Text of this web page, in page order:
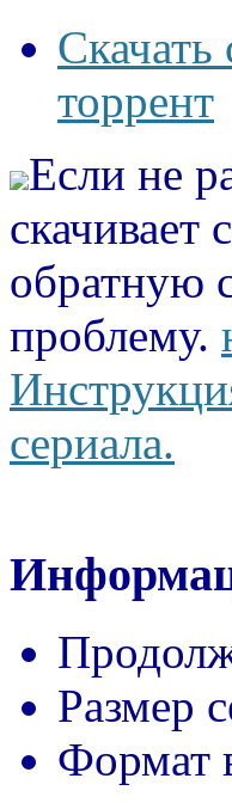
Скачать
торрент
Если не
скачивает
обратную
проблему.
сериала.
Размер
Формат